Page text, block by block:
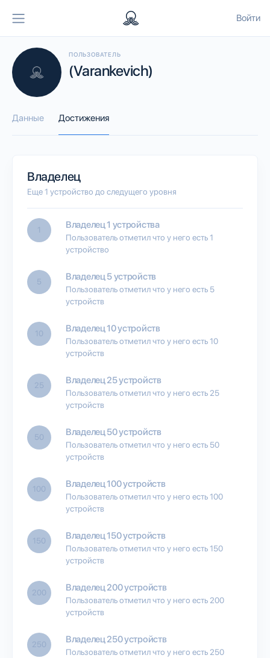
Войти
ПОЛЬЗОВАТЕЛЬ
(Varankevich)
Данные Достижения
Владелец
Еще 1 устройство до следущего уровня
1 Владелец 1 устройства
Пользователь отметил что у него есть 1
устройство
5 Владелец 5 устройств
Пользователь отметил что у него есть 5
устройств
10 Владелец 10 устройств
Пользователь отметил что у него есть 10
устройств
25 Владелец 25 устройств
Пользователь отметил что у него есть 25
устройств
50 Владелец 50 устройств
Пользователь отметил что у него есть 50
устройств
100 Владелец 100 устройств
Пользователь отметил что у него есть 100
устройств
150 Владелец 150 устройств
Пользователь отметил что у него есть 150
устройств
200 Владелец 200 устройств
Пользователь отметил что у него есть 200
устройств
250 Владелец 250 устройств
Пользователь отметил что у него есть 250